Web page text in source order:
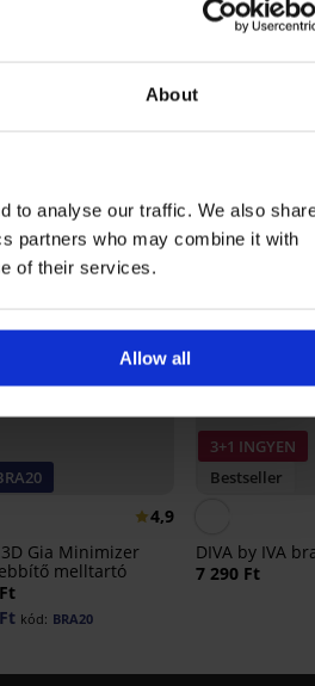
About
to analyse our traffic. We also
partners who may combine it with
of their services.
Allow all
NEW ROSME SIA, cím: Augusta
Riga, Latvia, e-mail:
4,9
Gia Minimizer
melltartó
kód: BRA20
3+1 INGYEN
Bestseller
DIVA by IVA
7 290 Ft